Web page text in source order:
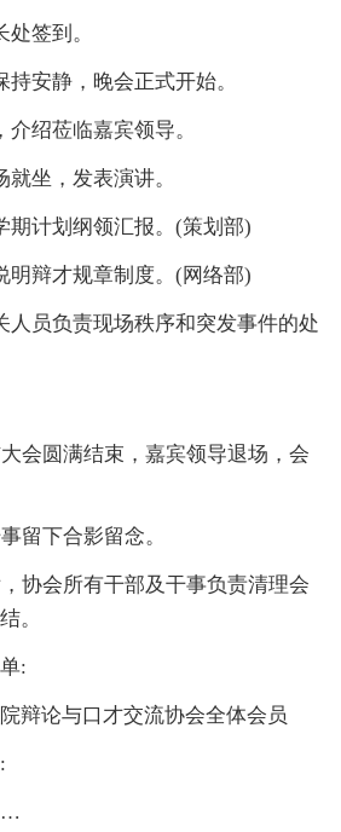
签到。
安静，晚会正式开始。
绍莅临嘉宾领导。
坐，发表演讲。
期计划纲领汇报。(策划部)
明辩才规章制度。(网络部)
人员负责现场秩序和突发事件的处
会圆满结束，嘉宾领导退场，会
留下合影留念。
协会所有干部及干事负责清理会
。
:
辩论与口才交流协会全体会员